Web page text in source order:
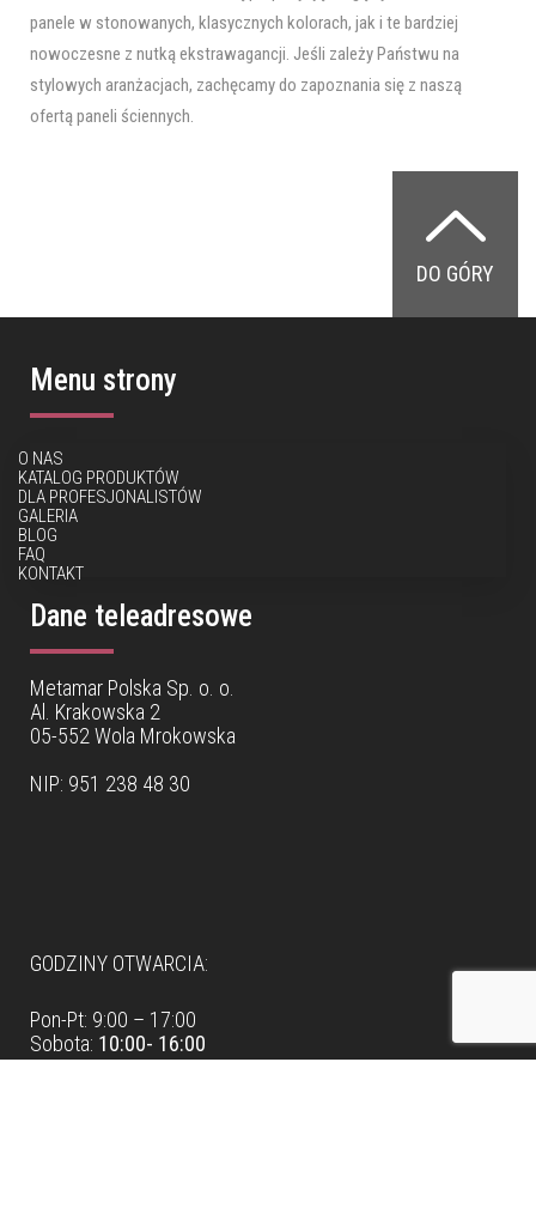
panele w stonowanych, klasycznych kolorach, jak i te bardziej
nowoczesne z nutką ekstrawagancji. Jeśli zależy Państwu na
stylowych aranżacjach, zachęcamy do zapoznania się z naszą
ofertą paneli ściennych.
DO GÓRY
Menu strony
O NAS
KATALOG PRODUKTÓW
DLA PROFESJONALISTÓW
GALERIA
BLOG
FAQ
KONTAKT
Dane teleadresowe
Metamar Polska Sp. o. o.
Al. Krakowska 2
05-552 Wola Mrokowska
NIP: 951 238 48 30
GODZINY OTWARCIA:
Pon-Pt: 9:00 – 17:00
Sobota: 10:00- 16:00